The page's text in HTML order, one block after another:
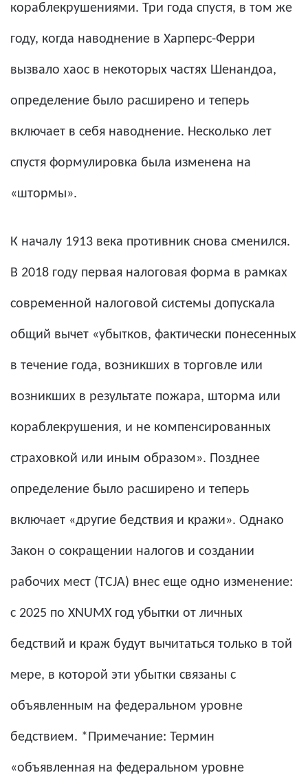
кораблекрушениями. Три года спустя, в том же
году, когда наводнение в Харперс-Ферри
вызвало хаос в некоторых частях Шенандоа,
определение было расширено и теперь
включает в себя наводнение. Несколько лет
спустя формулировка была изменена на
«штормы».
К началу 1913 века противник снова сменился.
В 2018 году первая налоговая форма в рамках
современной налоговой системы допускала
общий вычет «убытков, фактически понесенных
в течение года, возникших в торговле или
возникших в результате пожара, шторма или
кораблекрушения, и не компенсированных
страховкой или иным образом». Позднее
определение было расширено и теперь
включает «другие бедствия и кражи». Однако
Закон о сокращении налогов и создании
рабочих мест (TCJA) внес еще одно изменение:
с 2025 по XNUMX год убытки от личных
бедствий и краж будут вычитаться только в той
мере, в которой эти убытки связаны с
объявленным на федеральном уровне
бедствием. *Примечание: Термин
«объявленная на федеральном уровне